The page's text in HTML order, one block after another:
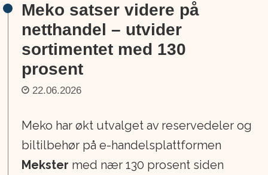
Meko satser videre på
netthandel – utvider
sortimentet med 130
prosent
22.06.2026
Meko har økt utvalget av reservedeler og
biltilbehør på e-handelsplattformen
Mekster med nær 130 prosent siden